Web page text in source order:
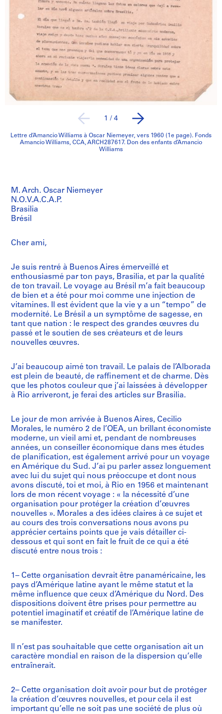
Lettre d’Amancio Williams à Oscar Niemeyer, vers 1960 (1e page). Fonds
Amancio Williams, CCA, ARCH287617. Don des enfants d’Amancio
Williams
1 / 4
M. Arch. Oscar Niemeyer
N.O.V.A.C.A.P.
Brasilia
Brésil
Cher ami,
Je suis rentré à Buenos Aires émerveillé et
enthousiasmé par ton pays, Brasilia, et par la qualité
de ton travail. Le voyage au Brésil m’a fait beaucoup
de bien et a été pour moi comme une injection de
vitamines. Il est évident que la vie y a un “tempo” de
modernité. Le Brésil a un symptôme de sagesse, en
tant que nation : le respect des grandes œuvres du
passé et le soutien de ses créateurs et de leurs
nouvelles œuvres.
J’ai beaucoup aimé ton travail. Le palais de l’Alborada
est plein de beauté, de raffinement et de charme. Dès
que les photos couleur que j’ai laissées à développer
à Rio arriveront, je ferai des articles sur Brasilia.
Le jour de mon arrivée à Buenos Aires, Cecilio
Morales, le numéro 2 de l’OEA, un brillant économiste
moderne, un vieil ami et, pendant de nombreuses
années, un conseiller économique dans mes études
de planification, est également arrivé pour un voyage
en Amérique du Sud. J’ai pu parler assez longuement
avec lui du sujet qui nous préoccupe et dont nous
avons discuté, toi et moi, à Rio en 1956 et maintenant
lors de mon récent voyage : « la nécessité d’une
organisation pour protéger la création d’œuvres
nouvelles ». Morales a des idées claires à ce sujet et
au cours des trois conversations nous avons pu
apprécier certains points que je vais détailler ci-
dessous et qui sont en fait le fruit de ce qui a été
discuté entre nous trois :
1– Cette organisation devrait être panaméricaine, les
pays d’Amérique latine ayant le même statut et la
même influence que ceux d’Amérique du Nord. Des
dispositions doivent être prises pour permettre au
potentiel imaginatif et créatif de l’Amérique latine de
se manifester.
Il n’est pas souhaitable que cette organisation ait un
caractère mondial en raison de la dispersion qu’elle
entraînerait.
2– Cette organisation doit avoir pour but de protéger
la création d’œuvres nouvelles, et pour cela il est
important qu’elle ne soit pas une société de plus où